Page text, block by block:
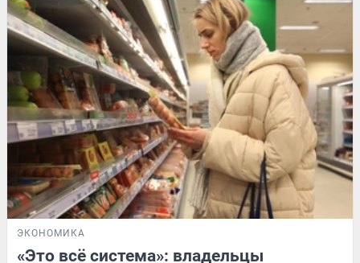
ЭКОНОМИКА
«Это всё система»: владельцы